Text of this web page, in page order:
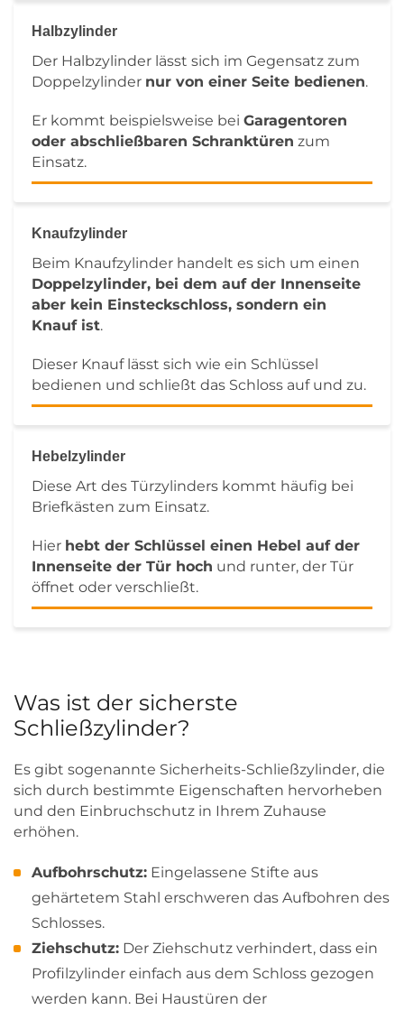
Halbzylinder
Der Halbzylinder lässt sich im Gegensatz zum
Doppelzylinder nur von einer Seite bedienen.
Er kommt beispielsweise bei Garagentoren
oder abschließbaren Schranktüren zum
Einsatz.
Knaufzylinder
Beim Knaufzylinder handelt es sich um einen
Doppelzylinder, bei dem auf der Innenseite
aber kein Einsteckschloss, sondern ein
Knauf ist.
Dieser Knauf lässt sich wie ein Schlüssel
bedienen und schließt das Schloss auf und zu.
Hebelzylinder
Diese Art des Türzylinders kommt häufig bei
Briefkästen zum Einsatz.
Hier hebt der Schlüssel einen Hebel auf der
Innenseite der Tür hoch und runter, der Tür
öffnet oder verschließt.
Was ist der sicherste
Schließzylinder?
Es gibt sogenannte Sicherheits-Schließzylinder, die
sich durch bestimmte Eigenschaften hervorheben
und den Einbruchschutz in Ihrem Zuhause
erhöhen.
Aufbohrschutz: Eingelassene Stifte aus
gehärtetem Stahl erschweren das Aufbohren des
Schlosses.
Ziehschutz: Der Ziehschutz verhindert, dass ein
Profilzylinder einfach aus dem Schloss gezogen
werden kann. Bei Haustüren der